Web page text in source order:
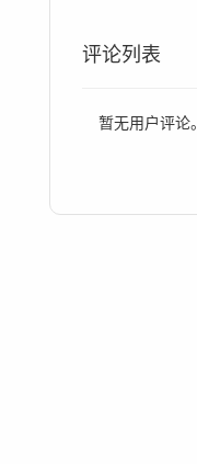
评论列表
暂无用户评论。